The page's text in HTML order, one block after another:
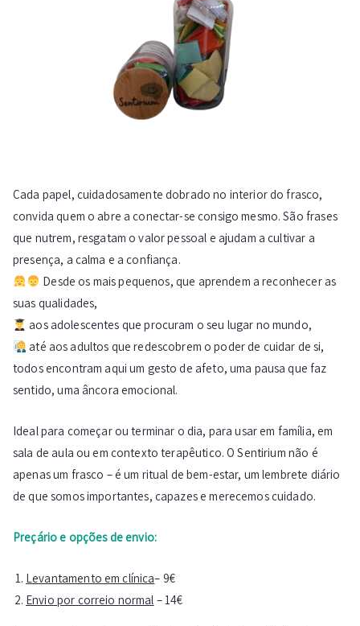
Cada papel, cuidadosamente dobrado no interior do frasco,
convida quem o abre a conectar-se consigo mesmo. São frases
que nutrem, resgatam o valor pessoal e ajudam a cultivar a
presença, a calma e a confiança.
Desde os mais pequenos, que aprendem a reconhecer as
suas qualidades,
aos adolescentes que procuram o seu lugar no mundo,
até aos adultos que redescobrem o poder de cuidar de si,
todos encontram aqui um gesto de afeto, uma pausa que faz
sentido, uma âncora emocional.
Ideal para começar ou terminar o dia, para usar em família, em
sala de aula ou em contexto terapêutico. O Sentirium não é
apenas um frasco – é um ritual de bem-estar, um lembrete diário
de que somos importantes, capazes e merecemos cuidado.
Preçário e opções de envio:
Levantamento em clínica– 9€
Envio por correio normal – 14€